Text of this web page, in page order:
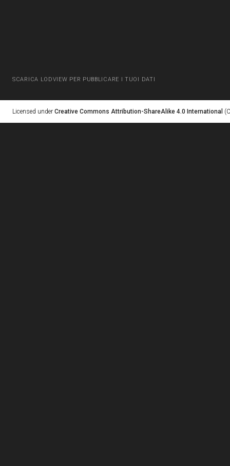
SCARICA LODVIEW PER PUBBLICARE I TUOI DATI
Licensed under Creative Commons Attribution-ShareAlike 4.0 International